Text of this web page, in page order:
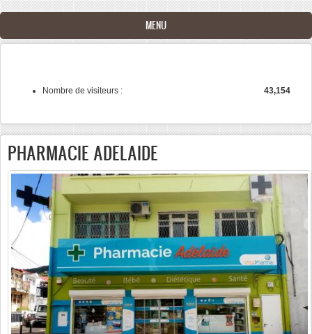
MENU
Nombre de visiteurs : 43,154
PHARMACIE ADELAIDE